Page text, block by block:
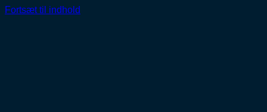
Fortsæt til indhold